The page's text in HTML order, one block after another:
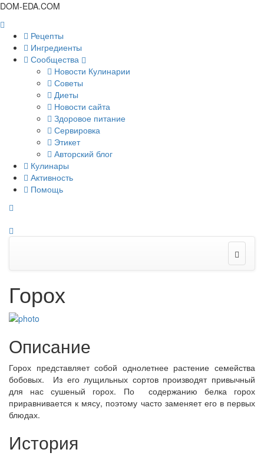
DOM-EDA.COM
Рецепты
Ингредиенты
Сообщества
Новости Кулинарии
Советы
Диеты
Новости сайта
Здоровое питание
Сервировка
Этикет
Авторский блог
Кулинары
Активность
Помощь
Горох
Описание
Горох представляет собой однолетнее растение семейства
бобовых. Из его лущильных сортов производят привычный
для нас сушеный горох. По содержанию белка горох
приравнивается к мясу, поэтому часто заменяет его в первых
блюдах.
История